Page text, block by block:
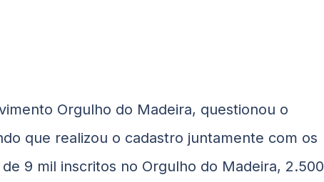
Orgulho do Madeira, questionou o
que realizou o cadastro juntamente com os
9 mil inscritos no Orgulho do Madeira, 2.500